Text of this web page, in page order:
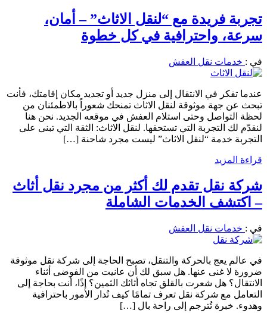
تجربة فريدة مع “لنقل الاثاث” – أمان،
سرعة، واحترافية في كل خطوة
في : خدمات نقل العفش
عندما تفكر في الانتقال إلى منزل جديد أو تجديد مكان إقامتك، فأنت
تبحث عن جهة موثوقة لنقل الاثاث تمنحك شعوراً بالاطمئنان من
لحظة التواصل وحتى استلام العفش في موقعه الجديد. نحن هنا
لنقدّم لك التجربة التي تستحقها. لنقل الاثاث: الثقة التي تبنى على
التجربة خدمة “لنقل الاثاث” ليست مجرد شاحنة […]
قراءة المزيد
شركة نقل تقدم لك أكثر من مجرد نقل أثاث
– اكتشف الخدمات الشاملة
في : خدمات نقل العفش
في عالم يعج بالحركة والتنقل، تصبح الحاجة إلى شركة نقل موثوقة
ضرورة لا غنى عنها. هل سبق لك أن عانيت من الفوضى أثناء
الانتقال؟ هل شعرت بالقلق تجاه أثاثك الثمين؟ إذًا، أنت بحاجة إلى
التعامل مع شركة نقل تعرف تمامًا كيف تُدار الأمور باحترافية
وهدوء. خبرة تُترجم إلى راحة بال […]